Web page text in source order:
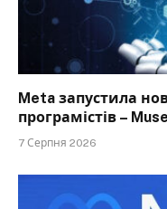
Meta запустила
програмістів –
7 Серпня 2026